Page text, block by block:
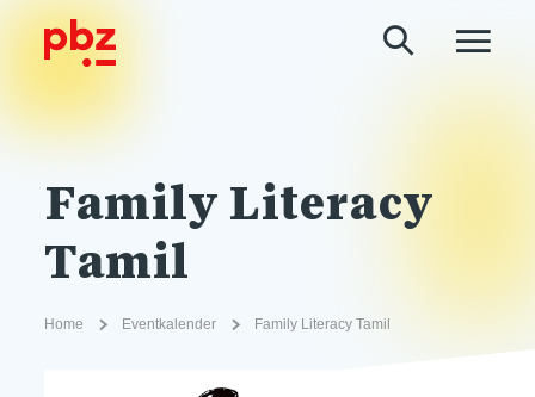
Family Literacy
Tamil
Home Eventkalender Family Literacy Tamil